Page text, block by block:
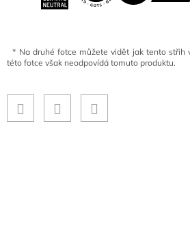
* Na druhé fotce můžete vidět jak tento střih
této fotce však neodpovídá tomuto produktu.